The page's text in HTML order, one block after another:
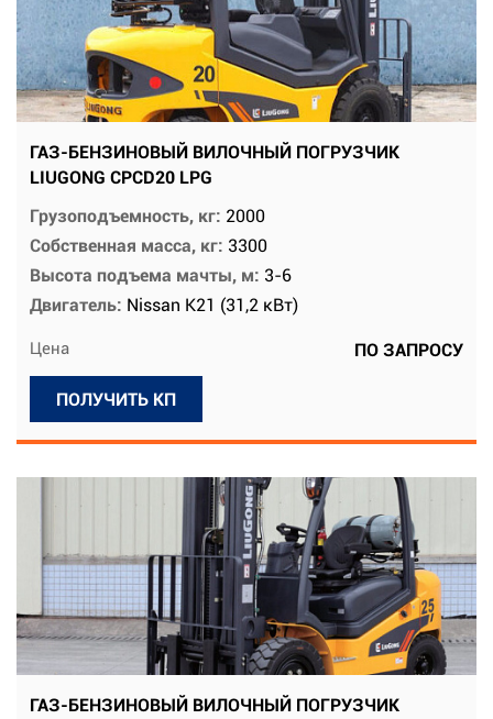
ГАЗ-БЕНЗИНОВЫЙ ВИЛОЧНЫЙ ПОГРУЗЧИК
LIUGONG CPCD20 LPG
Грузоподъемность, кг: 2000
Собственная масса, кг: 3300
Высота подъема мачты, м: 3-6
Двигатель: Nissan K21 (31,2 кВт)
Цена ПО ЗАПРОСУ
ПОЛУЧИТЬ КП
ГАЗ-БЕНЗИНОВЫЙ ВИЛОЧНЫЙ ПОГРУЗЧИК